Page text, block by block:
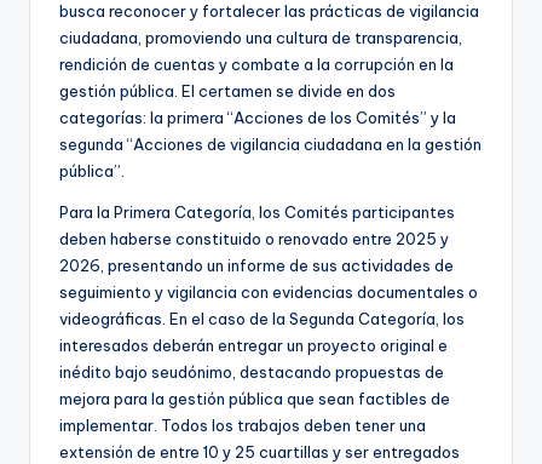
busca reconocer y fortalecer las prácticas de vigilancia
ciudadana, promoviendo una cultura de transparencia,
rendición de cuentas y combate a la corrupción en la
gestión pública. El certamen se divide en dos
categorías: la primera “Acciones de los Comités” y la
segunda “Acciones de vigilancia ciudadana en la gestión
pública”.
Para la Primera Categoría, los Comités participantes
deben haberse constituido o renovado entre 2025 y
2026, presentando un informe de sus actividades de
seguimiento y vigilancia con evidencias documentales o
videográficas. En el caso de la Segunda Categoría, los
interesados deberán entregar un proyecto original e
inédito bajo seudónimo, destacando propuestas de
mejora para la gestión pública que sean factibles de
implementar. Todos los trabajos deben tener una
extensión de entre 10 y 25 cuartillas y ser entregados